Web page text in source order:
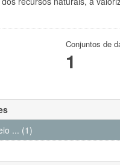
Conjuntos de
1
... (1)